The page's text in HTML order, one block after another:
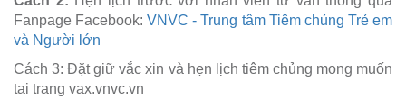
Fanpage Facebook:VNVC - Trung tâm Tiêm chủng Trẻ em
và Người lớn
Cách 3: Đặt giữ vắc xin và hẹn lịch tiêm chủng mong muốn
tại trang vax.vnvc.vn